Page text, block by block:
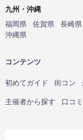
九州・沖縄
福岡県
佐賀県 長崎県
沖縄県
コンテンツ
初めてガイド 街コン
主催者から探す 口コ